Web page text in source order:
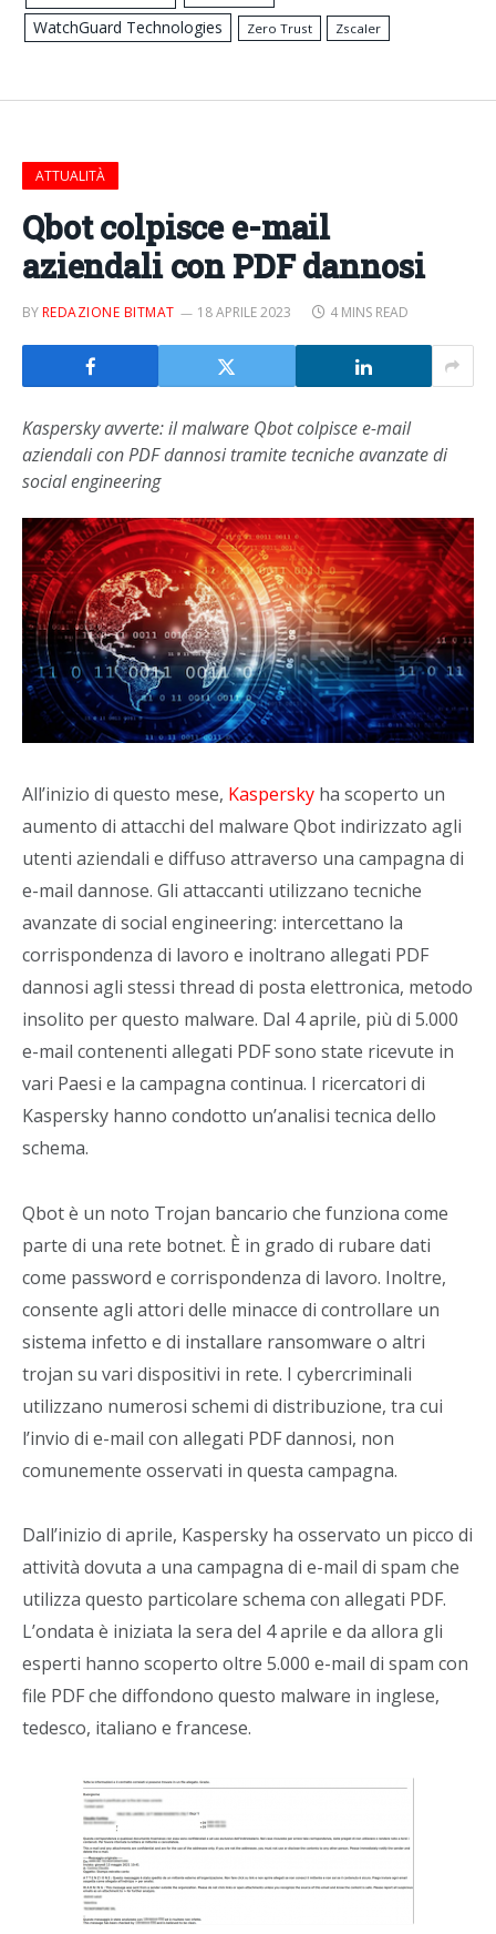
WatchGuard Technologies Zero Trust Zscaler
ATTUALITÀ
Qbot colpisce e-mail
aziendali con PDF dannosi
BYREDAZIONE BITMAT 18 APRILE 2023 4 MINS READ
Kaspersky avverte: il malware Qbot colpisce e-mail
aziendali con PDF dannosi tramite tecniche avanzate di
social engineering
All’inizio di questo mese, Kaspersky ha scoperto un
aumento di attacchi del malware Qbot indirizzato agli
utenti aziendali e diffuso attraverso una campagna di
e-mail dannose. Gli attaccanti utilizzano tecniche
avanzate di social engineering: intercettano la
corrispondenza di lavoro e inoltrano allegati PDF
dannosi agli stessi thread di posta elettronica, metodo
insolito per questo malware. Dal 4 aprile, più di 5.000
e-mail contenenti allegati PDF sono state ricevute in
vari Paesi e la campagna continua. I ricercatori di
Kaspersky hanno condotto un’analisi tecnica dello
schema.
Qbot è un noto Trojan bancario che funziona come
parte di una rete botnet. È in grado di rubare dati
come password e corrispondenza di lavoro. Inoltre,
consente agli attori delle minacce di controllare un
sistema infetto e di installare ransomware o altri
trojan su vari dispositivi in rete. I cybercriminali
utilizzano numerosi schemi di distribuzione, tra cui
l’invio di e-mail con allegati PDF dannosi, non
comunemente osservati in questa campagna.
Dall’inizio di aprile, Kaspersky ha osservato un picco di
attività dovuta a una campagna di e-mail di spam che
utilizza questo particolare schema con allegati PDF.
L’ondata è iniziata la sera del 4 aprile e da allora gli
esperti hanno scoperto oltre 5.000 e-mail di spam con
file PDF che diffondono questo malware in inglese,
tedesco, italiano e francese.